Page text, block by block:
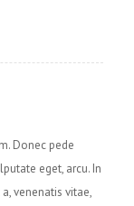
Donec pede
eget, arcu. In
venenatis vitae,